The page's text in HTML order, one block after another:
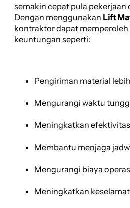
semakin cepat pula pekerjaan
Dengan menggunakan Lift
kontraktor dapat memperoleh
keuntungan seperti:
Pengiriman material
Mengurangi waktu
Meningkatkan
Membantu menjaga
Mengurangi biaya
Meningkatkan